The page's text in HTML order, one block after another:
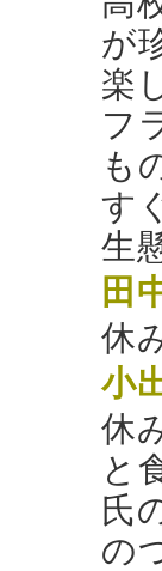
が
楽
フ
も
す
生
田
休
小
休
と
氏
の